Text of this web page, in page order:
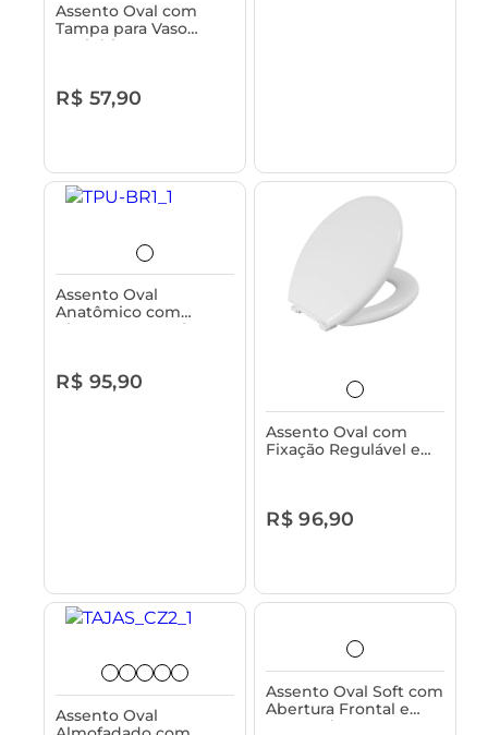
Assento Oval com
Tampa para Vaso
Sanitário Astra -
R$ 57,90
Assento Oval
Anatômico com
Abertuta Frontal sem
R$ 95,90
Assento Oval com
Fixação Regulável e
R$ 96,90
Assento Oval
Assento Oval Soft com
Abertura Frontal e
Tampa de Vaso